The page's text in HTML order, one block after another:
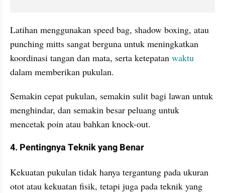
Latihan menggunakan speed bag, shadow boxing, atau
punching mitts sangat berguna untuk meningkatkan
koordinasi tangan dan mata, serta ketepatan
dalam memberikan pukulan.
Semakin cepat pukulan, semakin sulit bagi lawan untuk
menghindar, dan semakin besar peluang untuk
mencetak poin atau bahkan knock-out.
4. Pentingnya Teknik yang Benar
Kekuatan pukulan tidak hanya tergantung pada ukuran
otot atau kekuatan fisik, tetapi juga pada teknik yang